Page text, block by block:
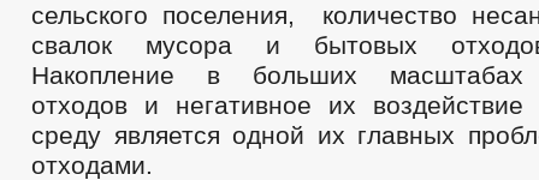
сельского поселения, количество
свалок мусора и бытовых
Накопление в больших масштабах
отходов и негативное их
среду является одной их главных
отходами.